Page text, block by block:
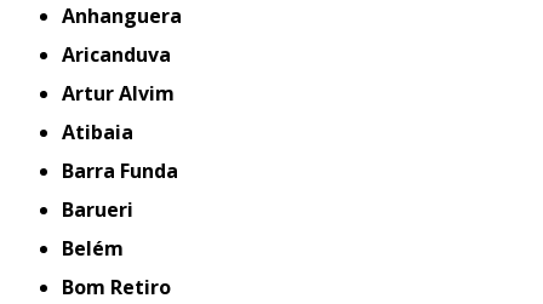
Anhanguera
Aricanduva
Artur Alvim
Atibaia
Barra Funda
Barueri
Belém
Bom Retiro